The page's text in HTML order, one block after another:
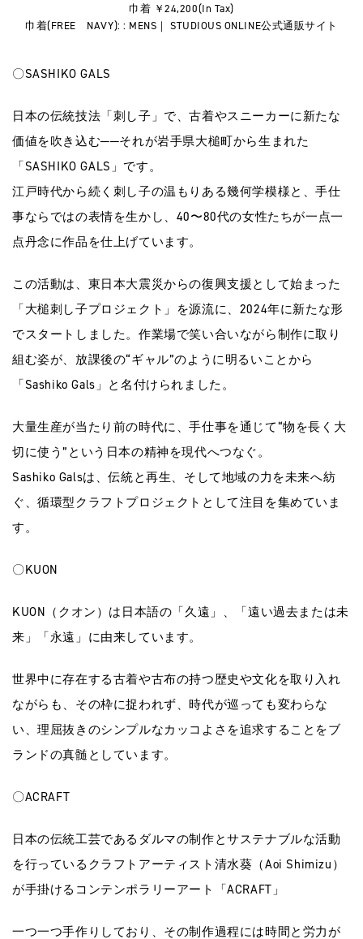
巾着 ￥24,200(In Tax)
巾着(FREE NAVY): : MENS｜ STUDIOUS ONLINE公式通販サイト
〇SASHIKO GALS
日本の伝統技法「刺し子」で、古着やスニーカーに新たな
価値を吹き込む──それが岩手県大槌町から生まれた
「SASHIKO GALS」です。
江戸時代から続く刺し子の温もりある幾何学模様と、手仕
事ならではの表情を生かし、40〜80代の女性たちが一点一
点丹念に作品を仕上げています。
この活動は、東日本大震災からの復興支援として始まった
「大槌刺し子プロジェクト」を源流に、2024年に新たな形
でスタートしました。作業場で笑い合いながら制作に取り
組む姿が、放課後の“ギャル”のように明るいことから
「Sashiko Gals」と名付けられました。
大量生産が当たり前の時代に、手仕事を通じて“物を長く大
切に使う”という日本の精神を現代へつなぐ。
Sashiko Galsは、伝統と再生、そして地域の力を未来へ紡
ぐ、循環型クラフトプロジェクトとして注目を集めていま
す。
〇KUON
KUON（クオン）は日本語の「久遠」、「遠い過去または未
来」「永遠」に由来しています。
世界中に存在する古着や古布の持つ歴史や文化を取り入れ
ながらも、その枠に捉われず、時代が巡っても変わらな
い、理屈抜きのシンプルなカッコよさを追求することをブ
ランドの真髄としています。
〇ACRAFT
日本の伝統工芸であるダルマの制作とサステナブルな活動
を行っているクラフトアーティスト清水葵（Aoi Shimizu）
が手掛けるコンテンポラリーアート「ACRAFT」
一つ一つ手作りしており、その制作過程には時間と労力が